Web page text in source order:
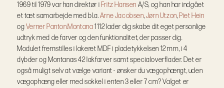
1969 til 1979 var han direktør i Fritz Hansen A/S, og han har indgået
et tæt samarbejde med bl.a.Arne Jacobsen,Jørn Utzon,Piet Hein
ogVerner Panton.Montana1112 lader dig skabe dit eget personlige
udtryk med de farver og den funktionalitet, der passer dig.
Modulet fremstilles i lakeret MDF i pladetykkelsen 12 mm, i 4
dybder og Montanas 42 lakfarver samt specialoverflader. Det er
også muligt selv at vælge variant - ønsker du vægophængt, uden
vægophæng eller med sokkel i enten 3 eller 7 cm? Valget er